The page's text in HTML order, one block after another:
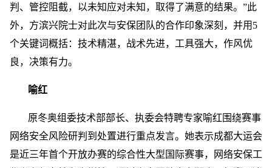
判、管控阻截，以未知应对未知，取得了满意的结果。”此
外，方滨兴院士对此次与安保团队的合作印象深刻，并用5
个关键词概括：技术精湛，战术先进，工具强大，作风优
良，决策有力。
喻红
原冬奥组委技术部部长、执委会特聘专家喻红围绕赛事
网络安全风险研判到处置进行重点发言。她表示成都大运会
是近三年首个开放办赛的综合性大型国际赛事，网络安保工